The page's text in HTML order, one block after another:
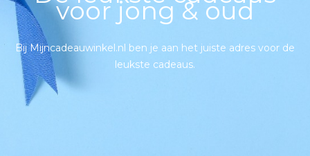
voor jong & oud
Bij Mijncadeauwinkel.nl ben je aan het juiste adres voor de
leukste cadeaus.